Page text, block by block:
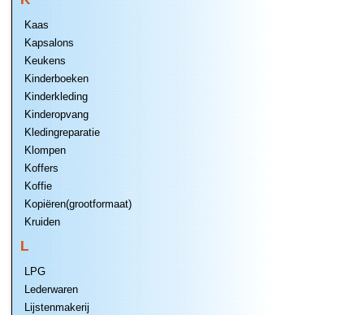
Kaas
Kapsalons
Keukens
Kinderboeken
Kinderkleding
Kinderopvang
Kledingreparatie
Klompen
Koffers
Koffie
Kopiëren(grootformaat)
Kruiden
L
LPG
Lederwaren
Lijstenmakerij